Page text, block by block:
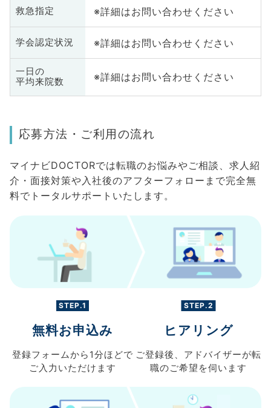
救急指定 ※詳細はお問い合わせください
学会認定状況 ※詳細はお問い合わせください
一日の
平均来院数
※詳細はお問い合わせください
応募方法・ご利用の流れ
マイナビDOCTORでは転職のお悩みやご相談、求人紹
介・面接対策や入社後のアフターフォローまで完全無
料でトータルサポートいたします。
STEP.1
無料お申込み
登録フォームから 1分ほどで
ご入力 いただけます
STEP.2
ヒアリング
ご登録後、 アドバイザーが転
職のご希望を伺います